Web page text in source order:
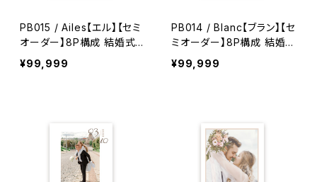
PB015 / Ailes【エル】【セミ
オーダー】8P構成 結婚式プ
ロフィールブック
¥99,999
PB014 / Blanc【ブラン】【セ
ミオーダー】8P構成 結婚式
プロフィールブック
¥99,999